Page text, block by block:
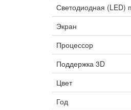
Светодиодная (LED)
Экран
Процессор
Поддержка 3D
Цвет
Год